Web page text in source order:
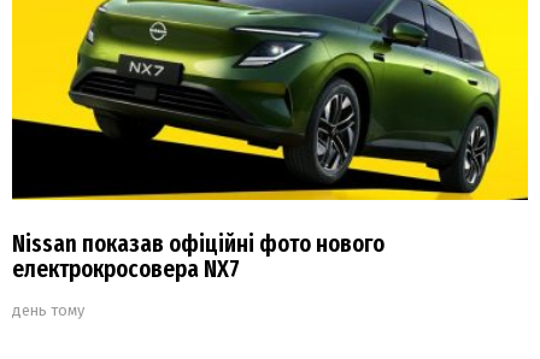
Nissan показав офіційні фото нового
електрокросовера NX7
день тому